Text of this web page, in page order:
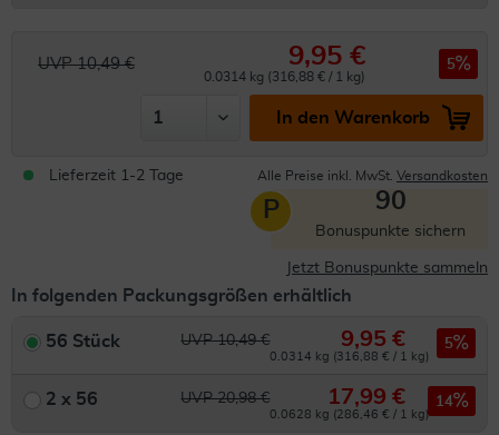
UVP 10,49 € 9,95 €
0.0314 kg (316,88 € / 1 kg)
5
In den Warenkorb
Lieferzeit 1-2 Tage Alle Preise inkl. MwSt. Versandkosten
P 90
Bonuspunkte sichern
Jetzt Bonuspunkte sammeln
In folgenden Packungsgrößen erhältlich
56 Stück UVP 10,49 € 9,95 €
0.0314 kg (316,88 € / 1 kg)
5
2 x 56 UVP 20,98 € 17,99 €
0.0628 kg (286,46 € / 1 kg)
14